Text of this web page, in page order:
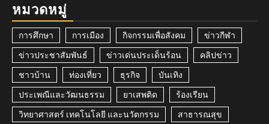
หมวดหมู่
การศึกษา การเมือง กิจกรรมเพื่อสังคม ข่าวกีฬา
ข่าวประชาสัมพันธ์ ข่าวเด่นประเด็นร้อน คลิปข่าว
ชาวบ้าน ท่องเที่ยว ธุรกิจ บันเทิง
ประเพณีและวัฒนธรรม ยาเสพติด ร้องเรียน
วิทยาศาสตร์ เทคโนโลยี และนวัตกรรม สาธารณสุข